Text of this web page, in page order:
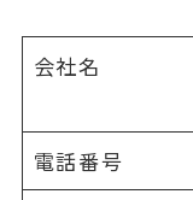
会社名
電話番号